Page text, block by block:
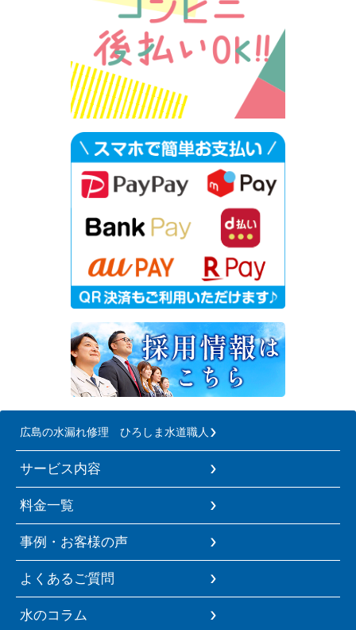
広島の水漏れ修理 ひろしま水道職人
サービス内容
料金一覧
事例・お客様の声
よくあるご質問
水のコラム